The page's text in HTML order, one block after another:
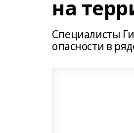
на
Специалисты
опасности в